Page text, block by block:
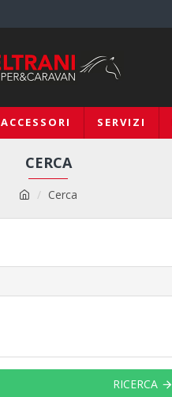
ACCESSORI SERVIZI
Cerca
CERCA
RICERCA